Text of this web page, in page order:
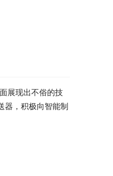
展现出不俗的技
器，积极向智能制